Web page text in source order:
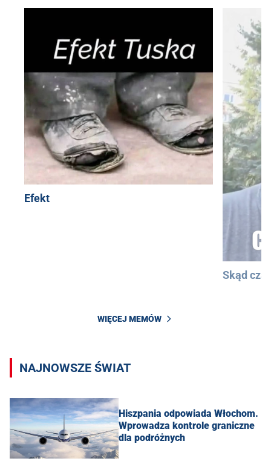
Efekt
Skąd
WIĘCEJ MEMÓW
NAJNOWSZE ŚWIAT
Hiszpania odpowiada Włochom.
Wprowadza kontrole graniczne
dla podróżnych